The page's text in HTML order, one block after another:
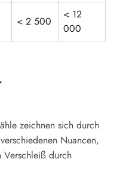
< 2 500
< 12
000
zeichnen sich durch
Nuancen,
Verschleiß durch